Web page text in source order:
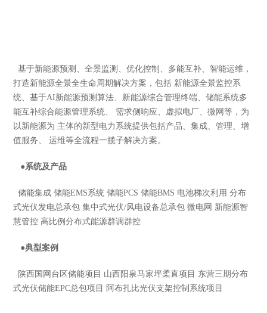
基于新能源预测、全景监测、优化控制、多能互补、智能运维，
打造新能源全景全生命周期解决方案，包括 新能源全景监控系
统、基于AI新能源预测算法、新能源综合管理终端、储能系统多
能互补综合能源管理系统、 需求侧响应、虚拟电厂、微网等，为
以新能源为 主体的新型电力系统提供包括产品、集成、管理、增
值服务、 运维等全流程一揽子解决方案。
●系统及产品
储能集成 储能EMS系统 储能PCS 储能BMS 电池梯次利用 分布
式光伏发电总承包 集中式光伏/风电设备总承包 微电网 新能源智
慧管控 高比例分布式能源群调群控
●典型案例
陕西国网台区储能项目 山西阳泉马家坪柔直项目 东营三期分布
式光伏储能EPC总包项目 阿布扎比光伏支架控制系统项目